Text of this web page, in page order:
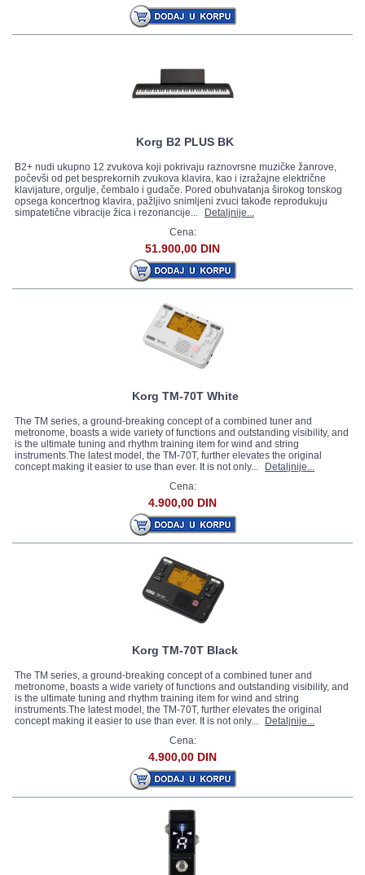
Korg B2 PLUS BK
B2+ nudi ukupno 12 zvukova koji pokrivaju raznovrsne muzičke žanrove,
počevši od pet besprekornih zvukova klavira, kao i izražajne električne
klavijature, orgulje, čembalo i gudače. Pored obuhvatanja širokog tonskog
opsega koncertnog klavira, pažljivo snimljeni zvuci takođe reprodukuju
simpatetične vibracije žica i rezonancije...
Detaljnije...
Cena:
51.900,00 DIN
Korg TM-70T White
The TM series, a ground-breaking concept of a combined tuner and
metronome, boasts a wide variety of functions and outstanding visibility, and
is the ultimate tuning and rhythm training item for wind and string
instruments.The latest model, the TM-70T, further elevates the original
concept making it easier to use than ever. It is not only...
Detaljnije...
Cena:
4.900,00 DIN
Korg TM-70T Black
The TM series, a ground-breaking concept of a combined tuner and
metronome, boasts a wide variety of functions and outstanding visibility, and
is the ultimate tuning and rhythm training item for wind and string
instruments.The latest model, the TM-70T, further elevates the original
concept making it easier to use than ever. It is not only...
Detaljnije...
Cena:
4.900,00 DIN